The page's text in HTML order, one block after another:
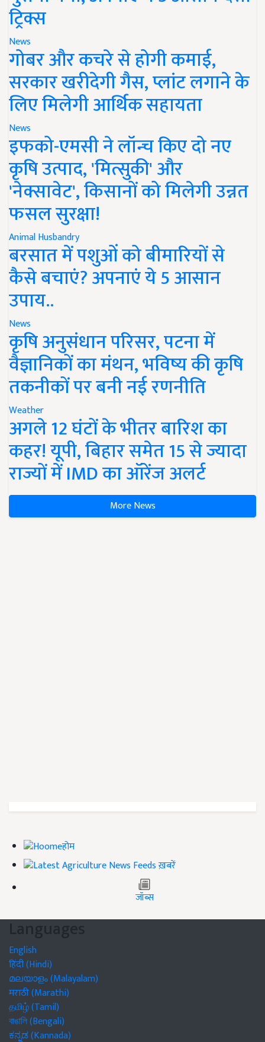
ट्रिक्स
News
गोबर और कचरे से होगी कमाई,
सरकार खरीदेगी गैस, प्लांट लगाने के
लिए मिलेगी आर्थिक सहायता
News
इफको-एमसी ने लॉन्च किए दो नए
कृषि उत्पाद, 'मित्सुकी' और
'नेक्सावेट', किसानों को मिलेगी उन्नत
फसल सुरक्षा!
Animal Husbandry
बरसात में पशुओं को बीमारियों से
कैसे बचाएं? अपनाएं ये 5 आसान
उपाय..
News
कृषि अनुसंधान परिसर, पटना में
वैज्ञानिकों का मंथन, भविष्य की कृषि
तकनीकों पर बनी नई रणनीति
Weather
अगले 12 घंटों के भीतर बारिश का
कहर! यूपी, बिहार समेत 15 से ज्यादा
राज्यों में IMD का ऑरेंज अलर्ट
More News
होम
ख़बरें
जॉब्स
Languages
English
हिंदी (Hindi)
മലയാളം (Malayalam)
मराठी (Marathi)
தமிழ் (Tamil)
বাঙালি (Bengali)
ಕನ್ನಡ (Kannada)